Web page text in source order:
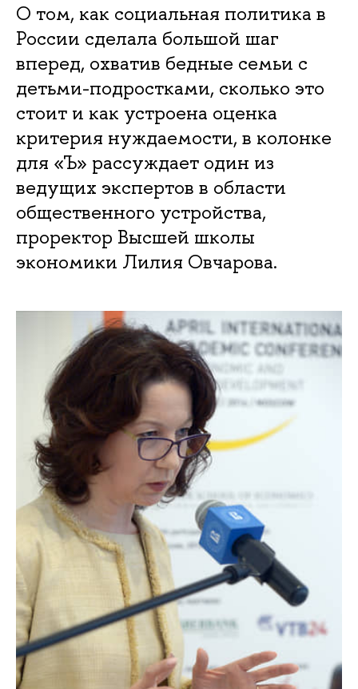
О том, как социальная политика в
России сделала большой шаг
вперед, охватив бедные семьи с
детьми-подростками, сколько это
стоит и как устроена оценка
критерия нуждаемости, в колонке
для «Ъ» рассуждает один из
ведущих экспертов в области
общественного устройства,
проректор Высшей школы
экономики Лилия Овчарова.